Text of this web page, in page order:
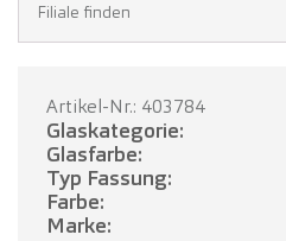
TERMIN
Filiale finden
Artikel-Nr.: 403784
Glaskategorie:
Glasfarbe:
Typ Fassung:
Farbe:
Marke: